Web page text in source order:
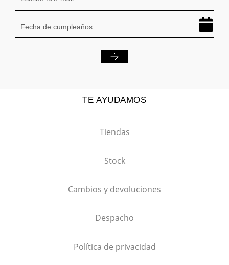
TE AYUDAMOS
Tiendas
Stock
Cambios y devoluciones
Despacho
Política de privacidad